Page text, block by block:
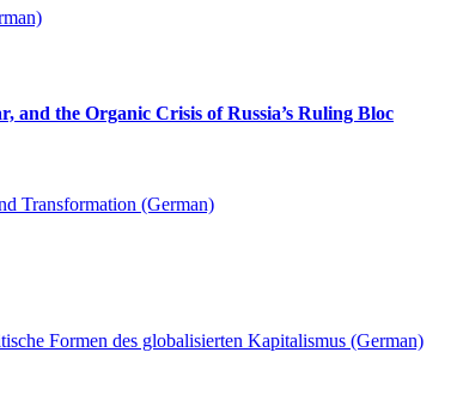
and the Organic Crisis of Russia’s Ruling Bloc
Transformation (German)
Formen des globalisierten Kapitalismus (German)